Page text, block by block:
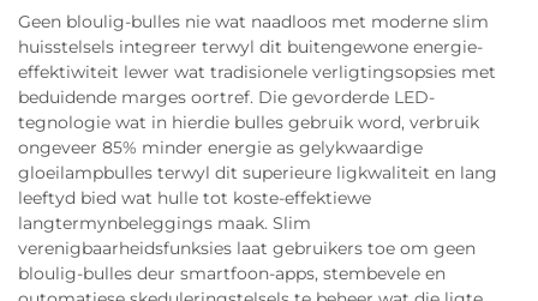
Geen bloulig-bulles nie wat naadloos met moderne slim
huisstelsels integreer terwyl dit buitengewone energie-
effektiwiteit lewer wat tradisionele verligtingsopsies met
beduidende marges oortref. Die gevorderde LED-
tegnologie wat in hierdie bulles gebruik word, verbruik
ongeveer 85% minder energie as gelykwaardige
gloeilampbulles terwyl dit superieure ligkwaliteit en lang
leeftyd bied wat hulle tot koste-effektiewe
langtermynbeleggings maak. Slim
verenigbaarheidsfunksies laat gebruikers toe om geen
bloulig-bulles deur smartfoon-apps, stembevele en